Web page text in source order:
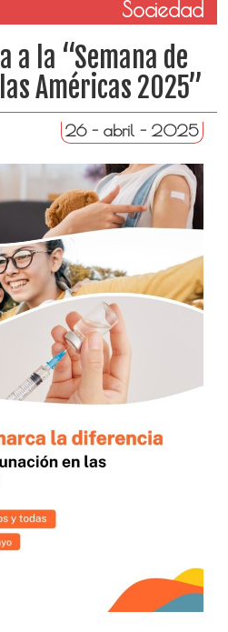
Sociedad
a la “Semana de
Américas 2025”
26 - abril - 2025